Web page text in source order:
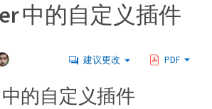
中的自定义插件
建议更改 PDF
中的自定义插件